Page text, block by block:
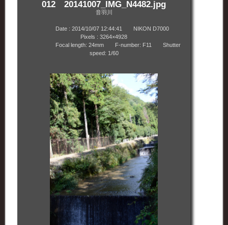
012 20141007_IMG_N4482.jpg
音羽川
Date : 2014/10/07 12:44:41 NIKON D7000
Pixels : 3264×4928
Focal length: 24mm F-number: F11 Shutter
speed: 1/60